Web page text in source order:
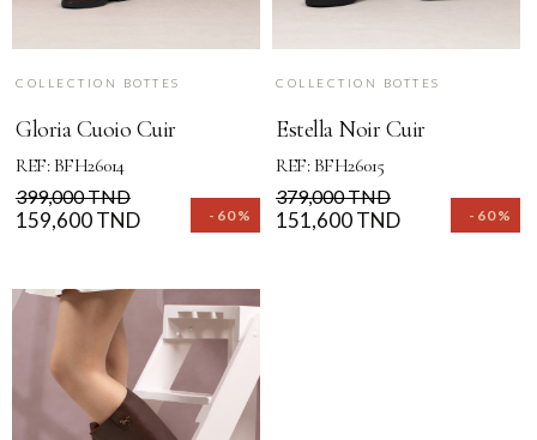
COLLECTION BOTTES
Gloria Cuoio Cuir
REF: BFH26014
-60%
Prix
de
399,000 TNDPrix
159,600 TND
COLLECTION BOTTES
Estella Noir Cuir
REF: BFH26015
-60%
Prix
de
379,000 TNDPrix
151,600 TND